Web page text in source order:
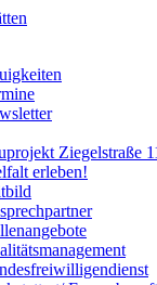
Ziegelstraße
erleben!